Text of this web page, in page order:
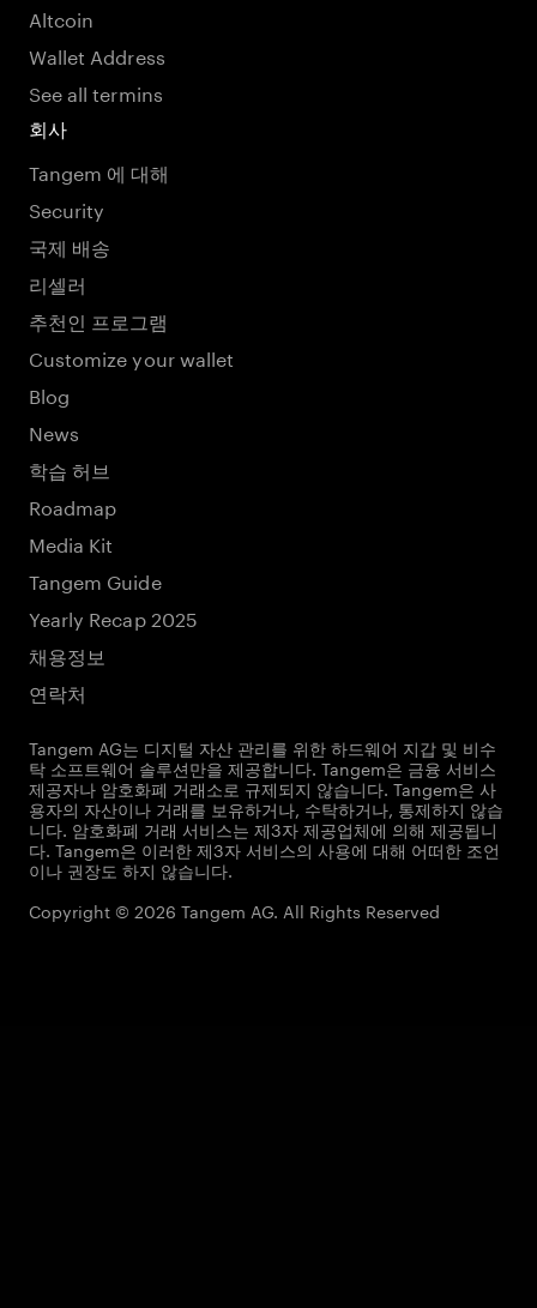
Altcoin
Wallet Address
See all termins
회사
Tangem 에 대해
Security
국제 배송
리셀러
추천인 프로그램
Customize your wallet
Blog
News
학습 허브
Roadmap
Media Kit
Tangem Guide
Yearly Recap 2025
채용정보
연락처
Tangem AG는 디지털 자산 관리를 위한 하드웨어 지갑 및 비수
탁 소프트웨어 솔루션만을 제공합니다. Tangem은 금융 서비스
제공자나 암호화폐 거래소로 규제되지 않습니다. Tangem은 사
용자의 자산이나 거래를 보유하거나, 수탁하거나, 통제하지 않습
니다. 암호화폐 거래 서비스는 제3자 제공업체에 의해 제공됩니
다. Tangem은 이러한 제3자 서비스의 사용에 대해 어떠한 조언
이나 권장도 하지 않습니다.